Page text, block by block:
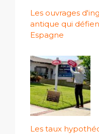
Les ouvrages
antique qui
Espagne
Les taux